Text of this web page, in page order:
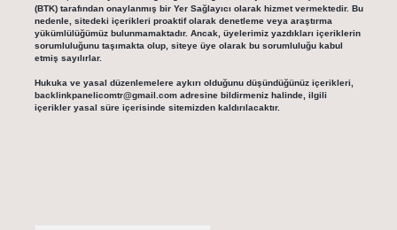
(BTK) tarafından onaylanmış bir Yer Sağlayıcı olarak hizmet vermektedir. Bu
nedenle, sitedeki içerikleri proaktif olarak denetleme veya araştırma
yükümlülüğümüz bulunmamaktadır. Ancak, üyelerimiz yazdıkları içeriklerin
sorumluluğunu taşımakta olup, siteye üye olarak bu sorumluluğu kabul
etmiş sayılırlar.
Hukuka ve yasal düzenlemelere aykırı olduğunu düşündüğünüz içerikleri,
backlinkpanelicomtr@gmail.comadresine bildirmeniz halinde, ilgili
içerikler yasal süre içerisinde sitemizden kaldırılacaktır.